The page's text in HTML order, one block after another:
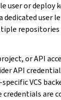
user or deploy
dedicated user
or API
API
VCS
credentials are